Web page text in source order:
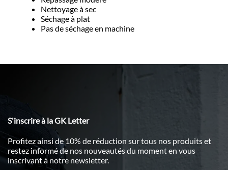
Nettoyage à sec
Séchage à plat
Pas de séchage en machine
S'inscrire à la GK Letter
Profitez ainsi de 10% de réduction sur tous nos produits et
restez informé de nos nouveautés du moment en vous
inscrivant à notre newsletter.